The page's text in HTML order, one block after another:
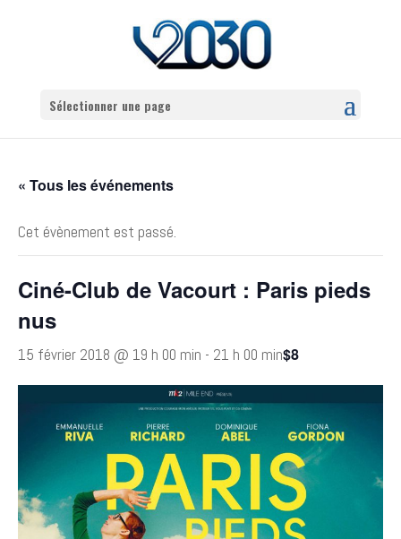
Sélectionner une page
« Tous les événements
Cet évènement est passé.
Ciné-Club de Vacourt : Paris pieds
nus
15 février 2018 @ 19 h 00 min - 21 h 00 min$8